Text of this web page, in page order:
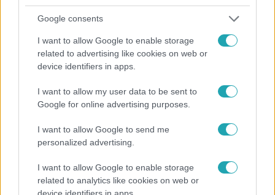
Google consents
I want to allow Google to enable storage
related to advertising like cookies on web or
device identifiers in apps.
I want to allow my user data to be sent to
Google for online advertising purposes.
I want to allow Google to send me
personalized advertising.
I want to allow Google to enable storage
related to analytics like cookies on web or
device identifiers in apps.
Népszerű